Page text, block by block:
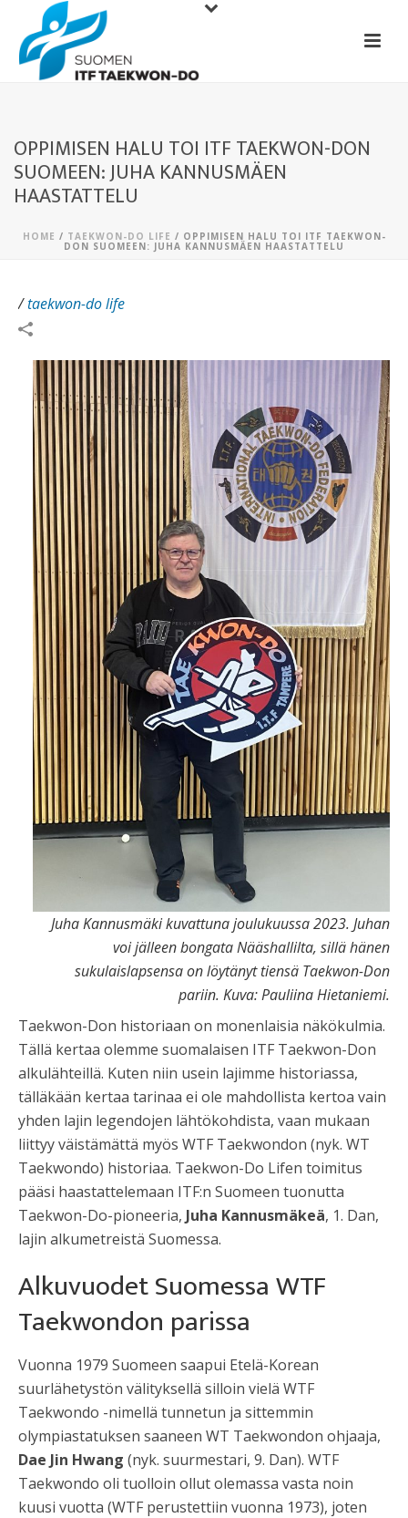
OPPIMISEN HALU TOI ITF TAEKWON-DON
SUOMEEN: JUHA KANNUSMÄEN
HAASTATTELU
HOME / TAEKWON-DO LIFE / OPPIMISEN HALU TOI ITF TAEKWON-
DON SUOMEEN: JUHA KANNUSMÄEN HAASTATTELU
/taekwon-do life
Juha Kannusmäki kuvattuna joulukuussa 2023. Juhan
voi jälleen bongata Nääshallilta, sillä hänen
sukulaislapsensa on löytänyt tiensä Taekwon-Don
pariin. Kuva: Pauliina Hietaniemi.
Taekwon-Don historiaan on monenlaisia näkökulmia.
Tällä kertaa olemme suomalaisen ITF Taekwon-Don
alkulähteillä. Kuten niin usein lajimme historiassa,
tälläkään kertaa tarinaa ei ole mahdollista kertoa vain
yhden lajin legendojen lähtökohdista, vaan mukaan
liittyy väistämättä myös WTF Taekwondon (nyk. WT
Taekwondo) historiaa. Taekwon-Do Lifen toimitus
pääsi haastattelemaan ITF:n Suomeen tuonutta
Taekwon-Do-pioneeria, Juha Kannusmäkeä, 1. Dan,
lajin alkumetreistä Suomessa.
Alkuvuodet Suomessa WTF
Taekwondon parissa
Vuonna 1979 Suomeen saapui Etelä-Korean
suurlähetystön välityksellä silloin vielä WTF
Taekwondo -nimellä tunnetun ja sittemmin
olympiastatuksen saaneen WT Taekwondon ohjaaja,
Dae Jin Hwang (nyk. suurmestari, 9. Dan). WTF
Taekwondo oli tuolloin ollut olemassa vasta noin
kuusi vuotta (WTF perustettiin vuonna 1973), joten